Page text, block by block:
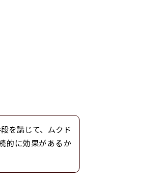
を講じて、ムクド
的に効果があるか